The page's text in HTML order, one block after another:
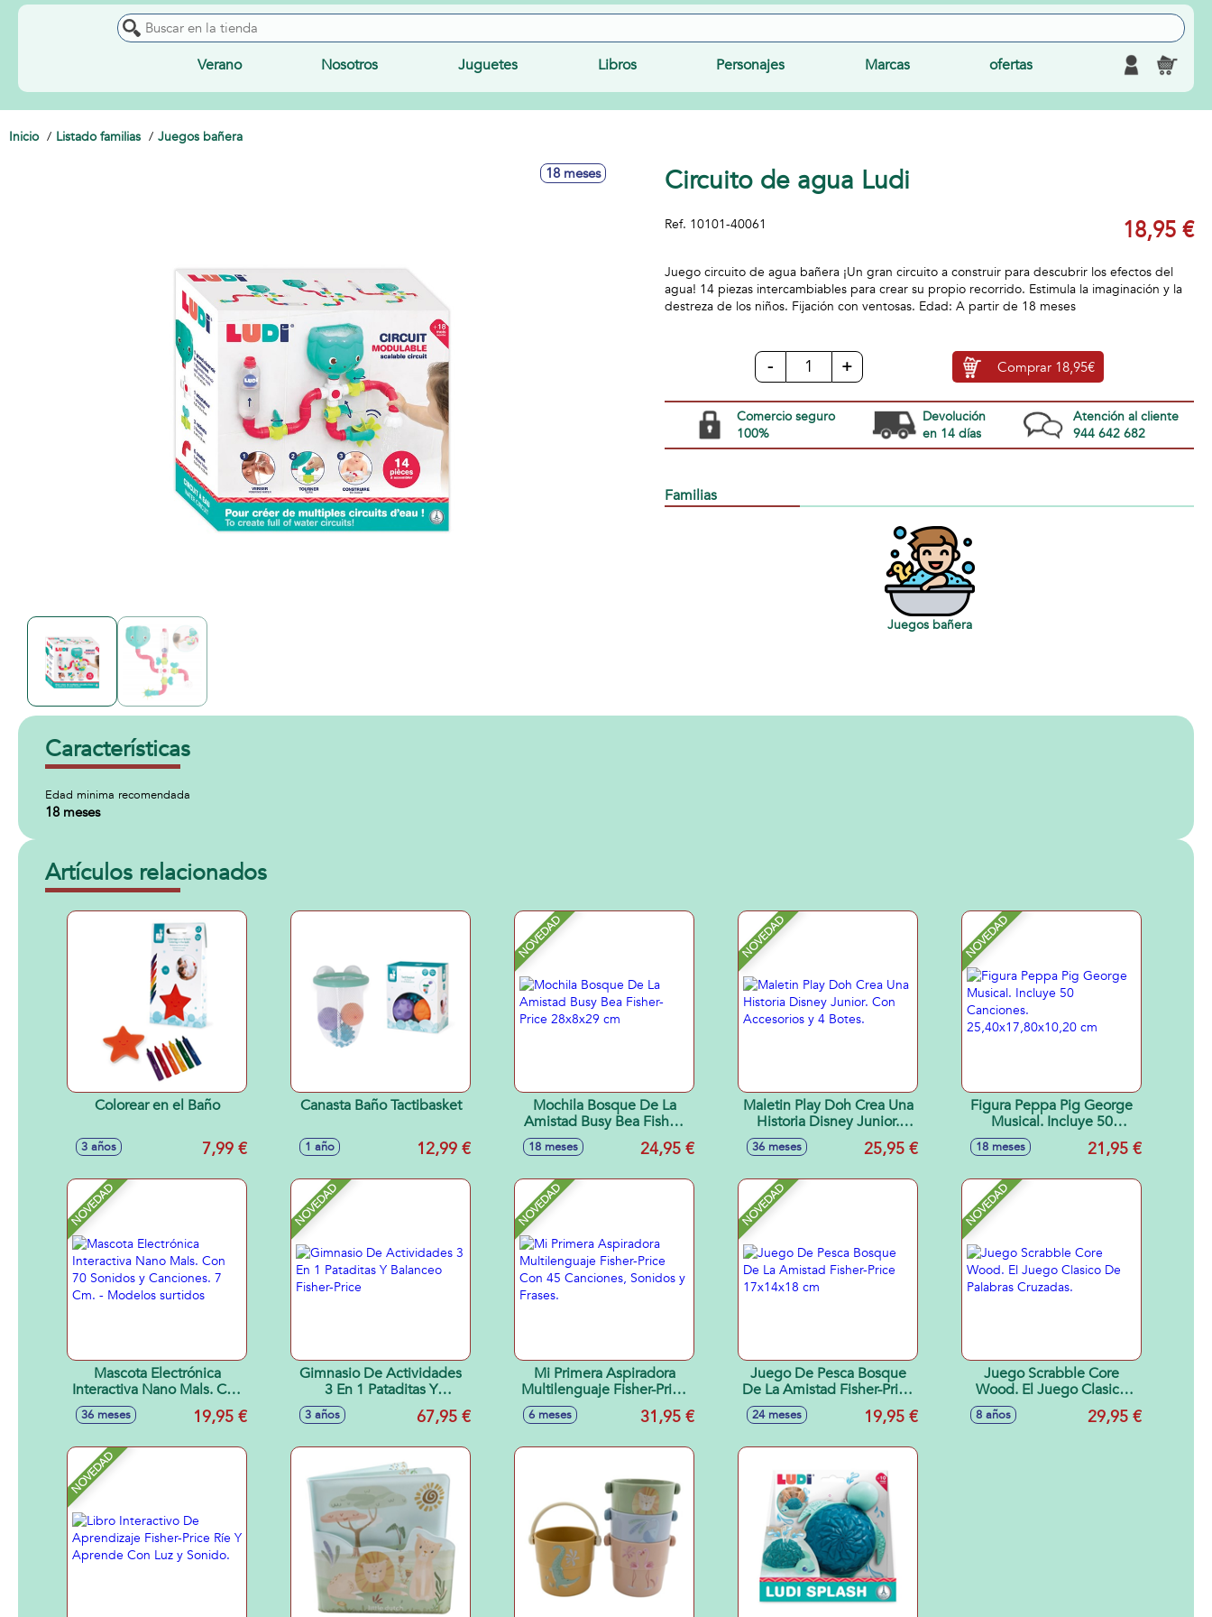
Verano Nosotros Juguetes Libros Personajes Marcas ofertas
Inicio Listado familias Juegos bañera
18 meses Circuito de agua Ludi
Ref. 10101-40061 18,95 €
Juego circuito de agua bañera ¡Un gran circuito a construir para descubrir los efectos del
agua! 14 piezas intercambiables para crear su propio recorrido. Estimula la imaginación y la
destreza de los niños. Fijación con ventosas. Edad: A partir de 18 meses
- + Comprar 18,95€
Comercio seguro
100%
Devolución
en 14 días
Atención al cliente
944 642 682
Familias
Juegos bañera
Características
Edad minima recomendada
18 meses
Artículos relacionados
Colorear en el Baño
3 años 7,99 €
Canasta Baño Tactibasket
1 año 12,99 €
NOVEDAD
Mochila Bosque De La
Amistad Busy Bea Fisher-
Price 28x8x29 cm
18 meses 24,95 €
NOVEDAD
Maletin Play Doh Crea Una
Historia Disney Junior.
Con Accesorios y 4 Botes.
36 meses 25,95 €
NOVEDAD
Figura Peppa Pig George
Musical. Incluye 50
Canciones.
25,40x17,80x10,20 cm
18 meses 21,95 €
NOVEDAD
Mascota Electrónica
Interactiva Nano Mals. Con
70 Sonidos y Canciones. 7
Cm. - Modelos surtidos
36 meses 19,95 €
NOVEDAD
Gimnasio De Actividades
3 En 1 Pataditas Y
Balanceo Fisher-Price
3 años 67,95 €
NOVEDAD
Mi Primera Aspiradora
Multilenguaje Fisher-Price
Con 45 Canciones,
Sonidos y Frases.
6 meses 31,95 €
NOVEDAD
Juego De Pesca Bosque
De La Amistad Fisher-Price
17x14x18 cm
24 meses 19,95 €
NOVEDAD
Juego Scrabble Core
Wood. El Juego Clasico
De Palabras Cruzadas.
8 años 29,95 €
NOVEDAD